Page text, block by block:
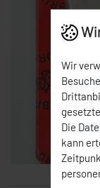
Wir
Die
kann